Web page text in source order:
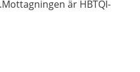
är HBTQI-